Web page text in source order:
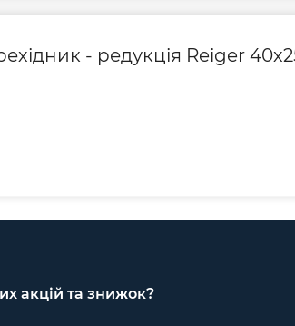
- редукція Reiger
акцій та знижок?